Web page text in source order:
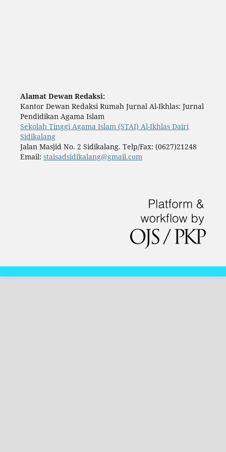
Alamat Dewan Redaksi:
Kantor Dewan Redaksi Rumah Jurnal Al-Ikhlas: Jurnal
Pendidikan Agama Islam
Sekolah Tinggi Agama Islam (STAI) Al-Ikhlas Dairi
Sidikalang
Jalan Masjid No. 2 Sidikalang. Telp/Fax: (0627)21248
Email: staisadsidikalang@gmail.com